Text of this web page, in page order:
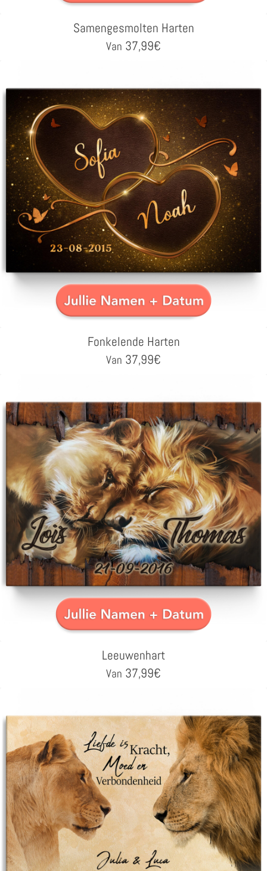
Samengesmolten Harten
Van 37,99€
Fonkelende Harten
Van 37,99€
Leeuwenhart
Van 37,99€